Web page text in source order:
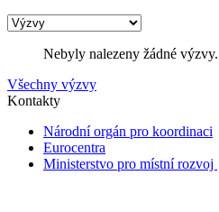
Nebyly nalezeny žádné výzvy.
Všechny výzvy
Kontakty
Národní orgán pro koordinaci
Eurocentra
Ministerstvo pro místní rozvoj